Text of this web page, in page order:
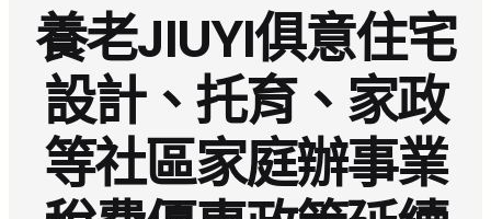
養老JIUYI俱意住宅
設計、托育、家政
等社區家庭辦事業